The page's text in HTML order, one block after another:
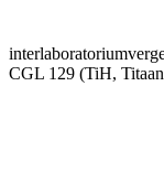
CGL 129 (TiH,